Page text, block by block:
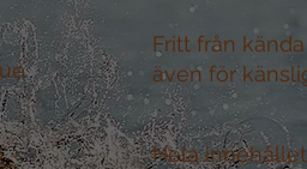
–
Fritt från
även för
Hela